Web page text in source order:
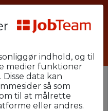
er udløbet.
men du kan
her.
indhold, og til
medier funktioner
data kan
så som
til at målrette
eller andres.